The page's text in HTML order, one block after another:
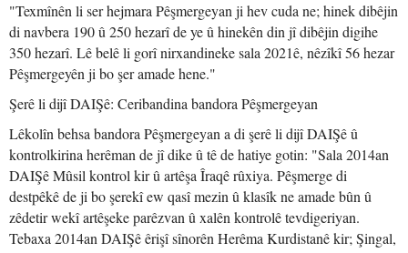
"Texmînên li ser hejmara Pêşmergeyan ji hev cuda ne; hinek dibêjin
di navbera 190 û 250 hezarî de ye û hinekên din jî dibêjin digihe
350 hezarî. Lê belê li gorî nirxandineke sala 2021ê, nêzîkî 56 hezar
Pêşmergeyên ji bo şer amade hene."
Şerê li dijî DAIŞê: Ceribandina bandora Pêşmergeyan
Lêkolîn behsa bandora Pêşmergeyan a di şerê li dijî DAIŞê û
kontrolkirina herêman de jî dike û tê de hatiye gotin: "Sala 2014an
DAIŞê Mûsil kontrol kir û artêşa Îraqê rûxiya. Pêşmerge di
destpêkê de ji bo şerekî ew qasî mezin û klasîk ne amade bûn û
zêdetir wekî artêşeke parêzvan û xalên kontrolê tevdigeriyan.
Tebaxa 2014an DAIŞê êrişî sînorên Herêma Kurdistanê kir; Şingal,